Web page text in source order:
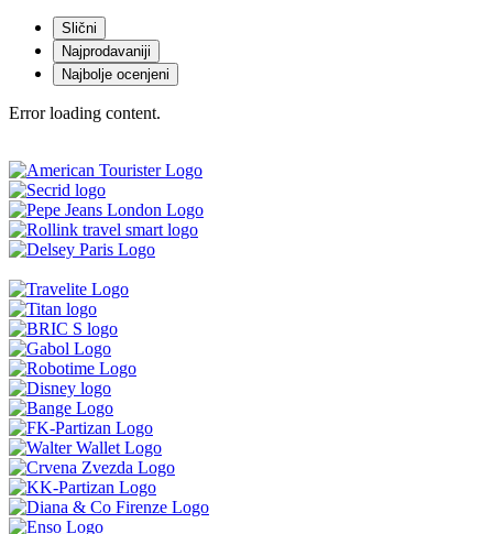
Slični
Najprodavaniji
Najbolje ocenjeni
Error loading content.